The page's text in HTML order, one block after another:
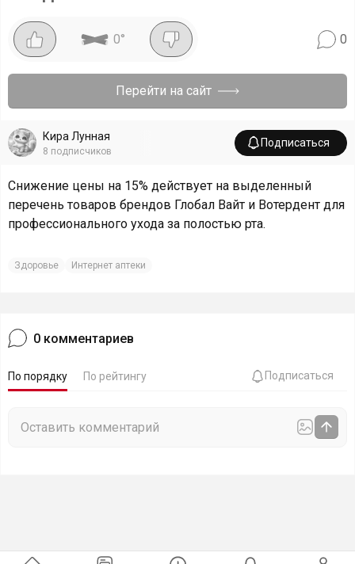
0° 0
Перейти на сайт
Кира Лунная
8 подписчиков
Подписаться
Снижение цены на 15% действует на выделенный
перечень товаров брендов Глобал Вайт и Вотердент для
профессионального ухода за полостью рта.
Здоровье Интернет аптеки
0 комментариев
По порядку По рейтингу Подписаться